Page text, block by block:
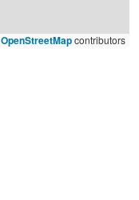
OpenStreetMapcontributors